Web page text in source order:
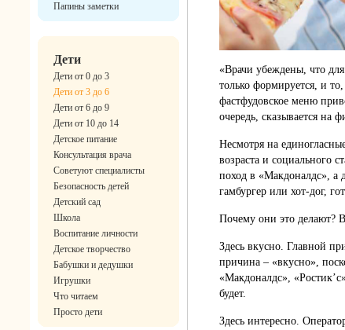
Папины заметки
Дети
Дети от 0 до 3
Дети от 3 до 6
Дети от 6 до 9
Дети от 10 до 14
Детское питание
Консультация врача
Советуют специалисты
Безопасность детей
Детский сад
Школа
Воспитание личности
Детское творчество
Бабушки и дедушки
Игрушки
Что читаем
Просто дети
«Врачи убеждены, что
только формируется, и
фастфудовское меню
очередь, сказывается на
Несмотря на
возраста и социального
поход в «Макдоналдс», а
гамбургер или хот-дог,
Почему они это делают?
Здесь вкусно. Главной
причина – «вкусно»,
«Макдоналдс»,
будет.
Здесь интересно.